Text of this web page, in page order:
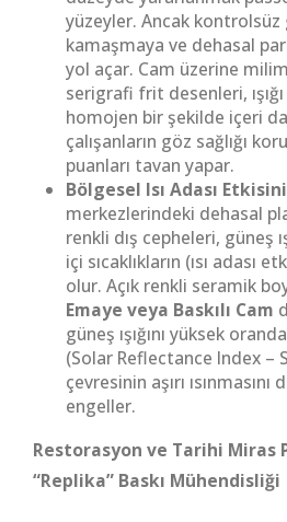
yüzeyler. Ancak kontrolsüz
kamaşmaya ve dehasal
yol açar. Cam üzerine
serigrafi frit desenleri,
homojen bir şekilde içeri
çalışanların göz sağlığı
puanları tavan yapar.
Bölgesel Isı Adası
merkezlerindeki dehasal
renkli dış cepheleri, güneş
içi sıcaklıkların (ısı adası
olur. Açık renkli seramik
Emaye veya Baskılı Cam
güneş ışığını yüksek
(Solar Reflectance Index –
çevresinin aşırı
engeller.
Restorasyon ve Tarihi Miras
“Replika” Baskı Mühendisliği